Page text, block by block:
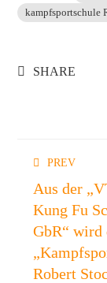
kampfsportschule
SHARE
PREV
Aus der
Kung Fu
GbR“ wird
Robert